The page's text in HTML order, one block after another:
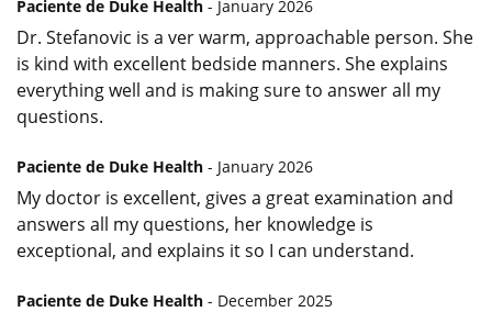
Paciente de Duke Health - January 2026
Dr. Stefanovic is a ver warm, approachable person. She
is kind with excellent bedside manners. She explains
everything well and is making sure to answer all my
questions.
Paciente de Duke Health - January 2026
My doctor is excellent, gives a great examination and
answers all my questions, her knowledge is
exceptional, and explains it so I can understand.
Paciente de Duke Health - December 2025